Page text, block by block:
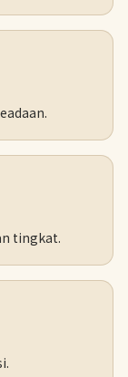
tingkat.